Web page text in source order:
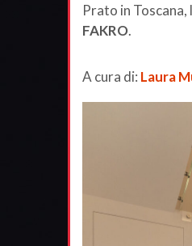
Prato in Toscana,
FAKRO.
A cura di: Laura